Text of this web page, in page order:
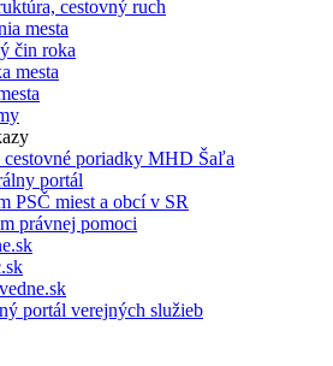
cestovný ruch
mesta
čin roka
mesta
cestovné poriadky MHD Šaľa
portál
PSČ miest a obcí v SR
právnej pomoci
portál verejných služieb